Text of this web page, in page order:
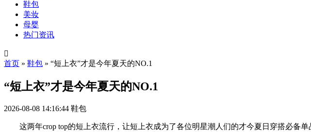
鞋包
美妆
母婴
热门资讯

首页 » 鞋包 » “短上衣”才是今年夏天的NO.1
“短上衣”才是今年夏天的NO.1
2026-08-08 14:16:44 鞋包
这两年crop top的短上衣流行，让短上衣成为了各位明星潮人们的才今夏日穿搭必备单